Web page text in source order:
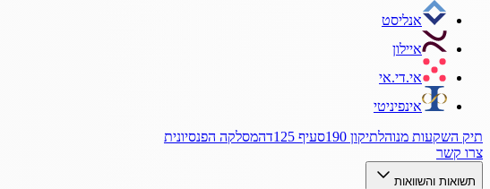
אנליסט
איילון
אי.די.אי
אינפיניטי
תיק השקעות מנוהלתיקון 190 סעיף 125ד
המסלקה הפנסיונית
צרו קשר
תשואות והשוואות